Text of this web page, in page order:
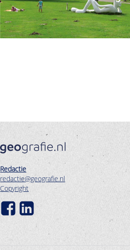
Redactie
redactie@geografie.nl
Copyright